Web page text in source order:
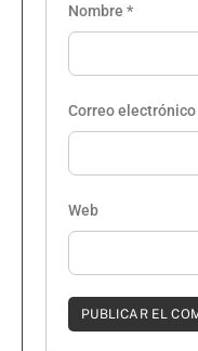
Nombre *
Correo electrónico
Web